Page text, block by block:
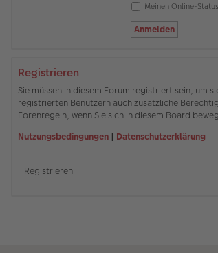
Meinen Online-
Registrieren
Sie müssen in diesem Forum registriert sein, um
registrierten Benutzern auch zusätzliche
Forenregeln, wenn Sie sich in diesem Board
Nutzungsbedingungen | Datenschutzerklärung
Registrieren